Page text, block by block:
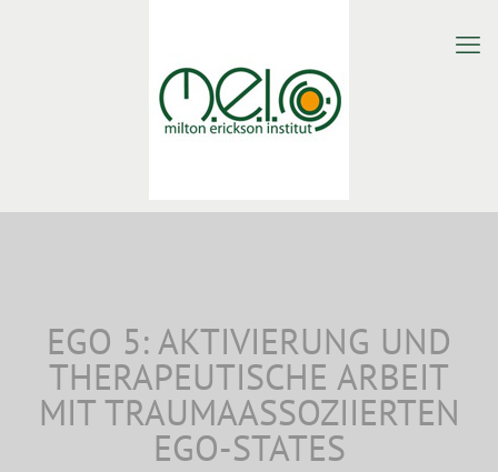
EGO 5: AKTIVIERUNG UND
THERAPEUTISCHE ARBEIT
MIT TRAUMAASSOZIIERTEN
EGO-STATES